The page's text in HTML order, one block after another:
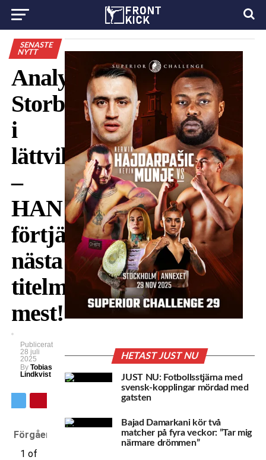
SENASTE
NYTT
Analys:
Storbråk
i
lättviktstoppen
–
HAN
förtjänar
nästa
titelmatch
mest!
Publicerat
28 juli
2025
By Tobias
Lindkvist
Förgående
1 of
HETAST JUST NU
JUST NU: Fotbollsstjärna med
svensk-kopplingar mördad med
gatsten
Bajad Damarkani kör två
matcher på fyra veckor: ”Tar mig
närmare drömmen”